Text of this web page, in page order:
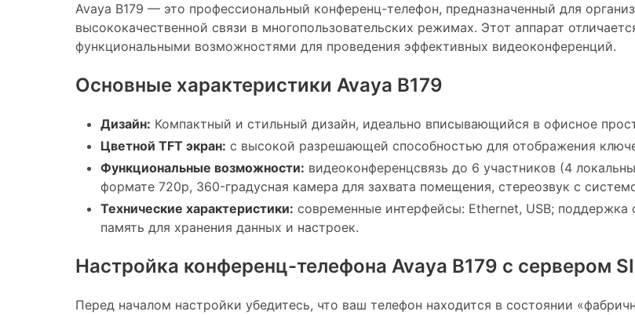
Avaya B179 — это профессиональный конференц-телефон, предназначенный для
высококачественной связи в многопользовательских режимах. Этот аппарат
функциональными возможностями для проведения эффективных видеоконференций.
Основные характеристики Avaya B179
Дизайн: Компактный и стильный дизайн, идеально вписывающийся в офисное
Цветной TFT экран: с высокой разрешающей способностью для отображения
Функциональные возможности: видеоконференцсвязь до 6 участников (4
формате 720p, 360-градусная камера для захвата помещения, стереозвук с
Технические характеристики: современные интерфейсы: Ethernet, USB; поддержка
память для хранения данных и настроек.
Настройка конференц-телефона Avaya B179 с сервером
Перед началом настройки убедитесь, что ваш телефон находится в состоянии